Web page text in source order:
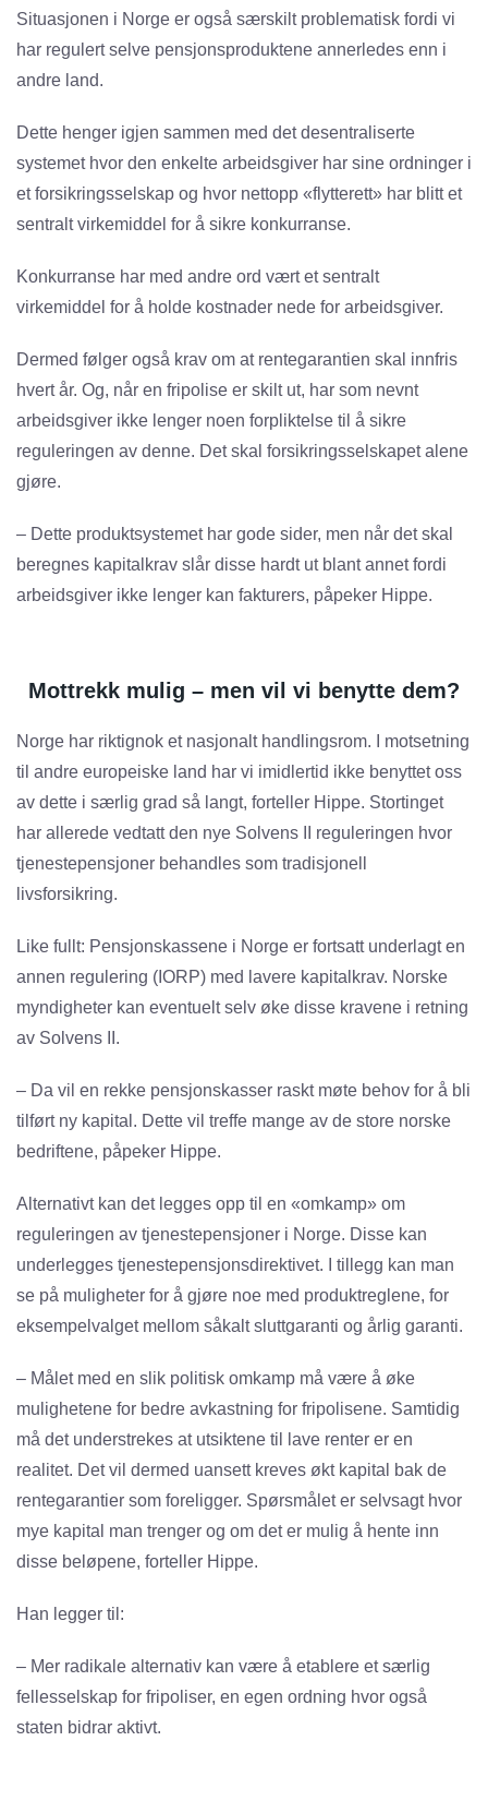
Situasjonen i Norge er også særskilt problematisk fordi vi
har regulert selve pensjonsproduktene annerledes enn i
andre land.
Dette henger igjen sammen med det desentraliserte
systemet hvor den enkelte arbeidsgiver har sine ordninger i
et forsikringsselskap og hvor nettopp «flytterett» har blitt et
sentralt virkemiddel for å sikre konkurranse.
Konkurranse har med andre ord vært et sentralt
virkemiddel for å holde kostnader nede for arbeidsgiver.
Dermed følger også krav om at rentegarantien skal innfris
hvert år. Og, når en fripolise er skilt ut, har som nevnt
arbeidsgiver ikke lenger noen forpliktelse til å sikre
reguleringen av denne. Det skal forsikringsselskapet alene
gjøre.
– Dette produktsystemet har gode sider, men når det skal
beregnes kapitalkrav slår disse hardt ut blant annet fordi
arbeidsgiver ikke lenger kan fakturers, påpeker Hippe.
Mottrekk mulig – men vil vi benytte dem?
Norge har riktignok et nasjonalt handlingsrom. I motsetning
til andre europeiske land har vi imidlertid ikke benyttet oss
av dette i særlig grad så langt, forteller Hippe. Stortinget
har allerede vedtatt den nye Solvens II reguleringen hvor
tjenestepensjoner behandles som tradisjonell
livsforsikring.
Like fullt: Pensjonskassene i Norge er fortsatt underlagt en
annen regulering (IORP) med lavere kapitalkrav. Norske
myndigheter kan eventuelt selv øke disse kravene i retning
av Solvens II.
– Da vil en rekke pensjonskasser raskt møte behov for å bli
tilført ny kapital. Dette vil treffe mange av de store norske
bedriftene, påpeker Hippe.
Alternativt kan det legges opp til en «omkamp» om
reguleringen av tjenestepensjoner i Norge. Disse kan
underlegges tjenestepensjonsdirektivet. I tillegg kan man
se på muligheter for å gjøre noe med produktreglene, for
eksempelvalget mellom såkalt sluttgaranti og årlig garanti.
– Målet med en slik politisk omkamp må være å øke
mulighetene for bedre avkastning for fripolisene. Samtidig
må det understrekes at utsiktene til lave renter er en
realitet. Det vil dermed uansett kreves økt kapital bak de
rentegarantier som foreligger. Spørsmålet er selvsagt hvor
mye kapital man trenger og om det er mulig å hente inn
disse beløpene, forteller Hippe.
Han legger til:
– Mer radikale alternativ kan være å etablere et særlig
fellesselskap for fripoliser, en egen ordning hvor også
staten bidrar aktivt.